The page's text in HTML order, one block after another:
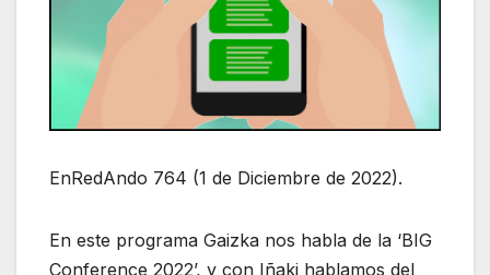
EnRedAndo 764 (1 de Diciembre de 2022).
En este programa Gaizka nos habla de la ‘BIG
Conference 2022’, y con Iñaki hablamos del